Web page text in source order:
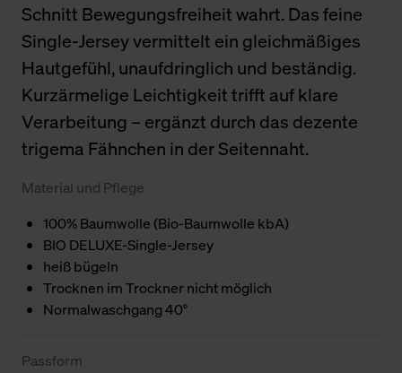
Schnitt Bewegungsfreiheit wahrt. Das feine
Single-Jersey vermittelt ein gleichmäßiges
Hautgefühl, unaufdringlich und beständig.
Kurzärmelige Leichtigkeit trifft auf klare
Verarbeitung – ergänzt durch das dezente
trigema Fähnchen in der Seitennaht.
Material und Pflege
100% Baumwolle (Bio-Baumwolle kbA)
BIO DELUXE-Single-Jersey
heiß bügeln
Trocknen im Trockner nicht möglich
Normalwaschgang 40°
Passform